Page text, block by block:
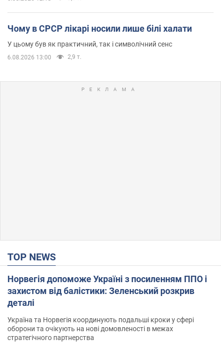
Чому в СРСР лікарі носили лише білі халати
У цьому був як практичний, так і символічний сенс
6.08.2026 13:00 2,9 т.
TOP NEWS
Норвегія допоможе Україні з посиленням ППО і
захистом від балістики: Зеленський розкрив
деталі
Україна та Норвегія координують подальші кроки у сфері
оборони та очікують на нові домовленості в межах
стратегічного партнерства